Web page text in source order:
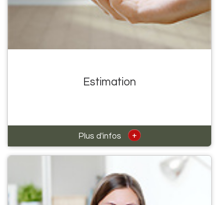
Estimation
Plus d'infos +